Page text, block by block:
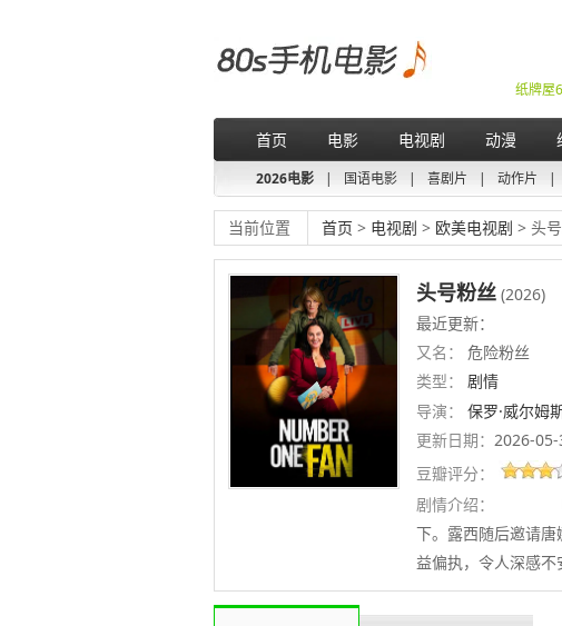
纸牌屋6
首页 电影 电视剧 动漫
2026电影 | 国语电影 | 喜剧片 | 动作片 |
当前位置 首页 > 电视剧 > 欧美电视剧 > 头
头号粉丝 (2026)
最近更新：
又名：
危险粉丝
类型：
剧情
导演：
保罗·威尔姆
更新日期： 2026-
豆瓣评分：
剧情介绍：
电视
下。露西随后邀请
益偏执，令人深感不